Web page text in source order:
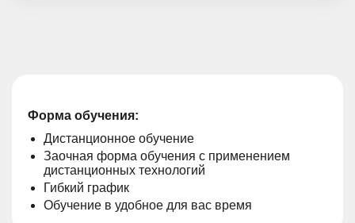
Форма обучения:
Дистанционное обучение
Заочная форма обучения с применением
дистанционных технологий
Гибкий график
Обучение в удобное для вас время